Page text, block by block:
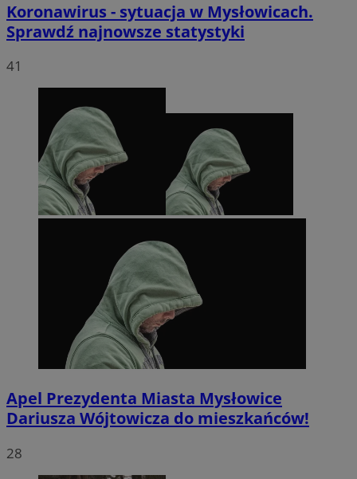
Koronawirus - sytuacja w Mysłowicach.
Sprawdź najnowsze statystyki
41
Apel Prezydenta Miasta Mysłowice
Dariusza Wójtowicza do mieszkańców!
28